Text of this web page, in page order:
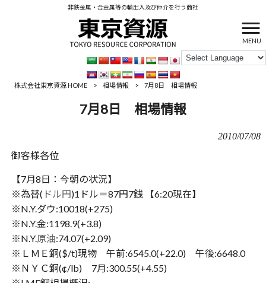
非鉄金属・合金属等の輸出入及び仲介を行う商社
MENU
株式会社東京資源 HOME > 相場情報 > 7月8日 相場情報
7月8日 相場情報
2010/07/08
御客様各位
【7月8日：今朝の状況】
※為替( ドル円)1ドル＝87円7銭 【6:20現在】
※N.Y.ダウ:10018(+275)
※N.Y.金:1198.9(+3.8)
※N.Y.原油:74.07(+2.09)
※ＬＭＥ銅($/t)現物 午前:6545.0(+22.0) 午後:6648.0
※ＮＹＣ銅(¢/lb) 7月:300.55(+4.55)